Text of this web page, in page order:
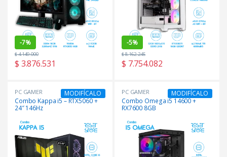
-7%
$ 3.876.531
$4.149.000
-5%
$ 7.754.082
$8.162.245
PC GAMER
Combo Kappa i5 – RTX5060 +
24″ 146Hz
MODIFÍCALO PC GAMER
Combo Omega i5 14600 +
RX7600 8GB
MODIFÍCALO